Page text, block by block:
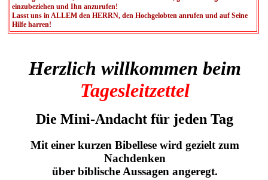
einzubeziehen und Ihn anzurufen!
Lasst uns in ALLEM den HERRN, den Hochgelobten anrufen und auf Seine
Hilfe harren!
Herzlich willkommen beim
Tagesleitzettel
Die Mini-Andacht für jeden Tag
Mit einer kurzen Bibellese wird gezielt zum
Nachdenken
über biblische Aussagen angeregt.